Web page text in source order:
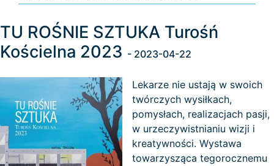
Loading...
TU ROŚNIE SZTUKA Turośń
Kościelna 2023 - 2023-04-22
Lekarze nie ustają w swoich
twórczych wysiłkach,
pomysłach, realizacjach pasji,
w urzeczywistnianiu wizji i
kreatywności. Wystawa
towarzysząca tegorocznemu